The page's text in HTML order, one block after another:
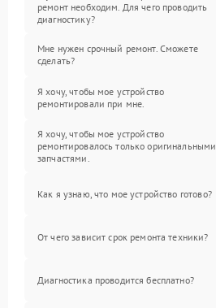
ремонт необходим. Для чего проводить
диагностику?
Мне нужен срочный ремонт. Сможете
сделать?
Я хочу, чтобы мое устройство
ремонтировали при мне.
Я хочу, чтобы мое устройство
ремонтировалось только оригинальными
запчастями.
Как я узнаю, что мое устройство готово?
От чего зависит срок ремонта техники?
Диагностика проводится бесплатно?